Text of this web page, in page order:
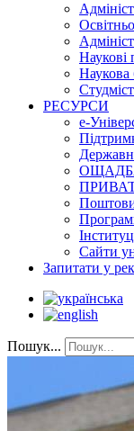
Наукові
Наукова
РЕСУРСИ
е-
Сайти
Запитати у
Пошук...